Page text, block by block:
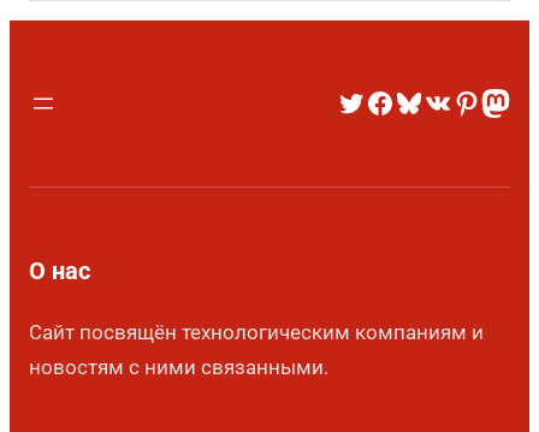
О нас
Сайт посвящён технологическим компаниям и
новостям с ними связанными.